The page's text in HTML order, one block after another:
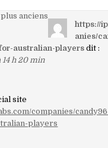
anciens
https://
anies/
australian-players dit :
h 20 min
site
companies/
players